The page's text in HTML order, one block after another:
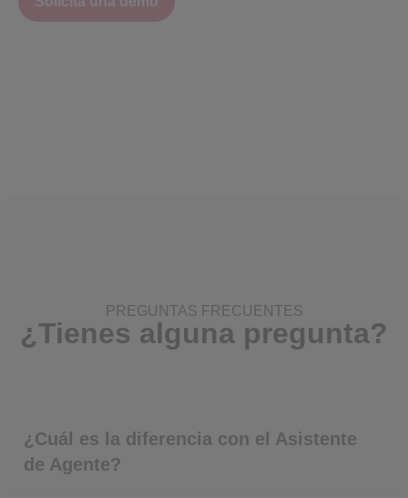
PREGUNTAS FRECUENTES
¿Tienes alguna pregunta?
¿Cuál es la diferencia con el Asistente
de Agente?